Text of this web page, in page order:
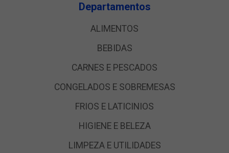
Departamentos
ALIMENTOS
BEBIDAS
CARNES E PESCADOS
CONGELADOS E SOBREMESAS
FRIOS E LATICINIOS
HIGIENE E BELEZA
LIMPEZA E UTILIDADES